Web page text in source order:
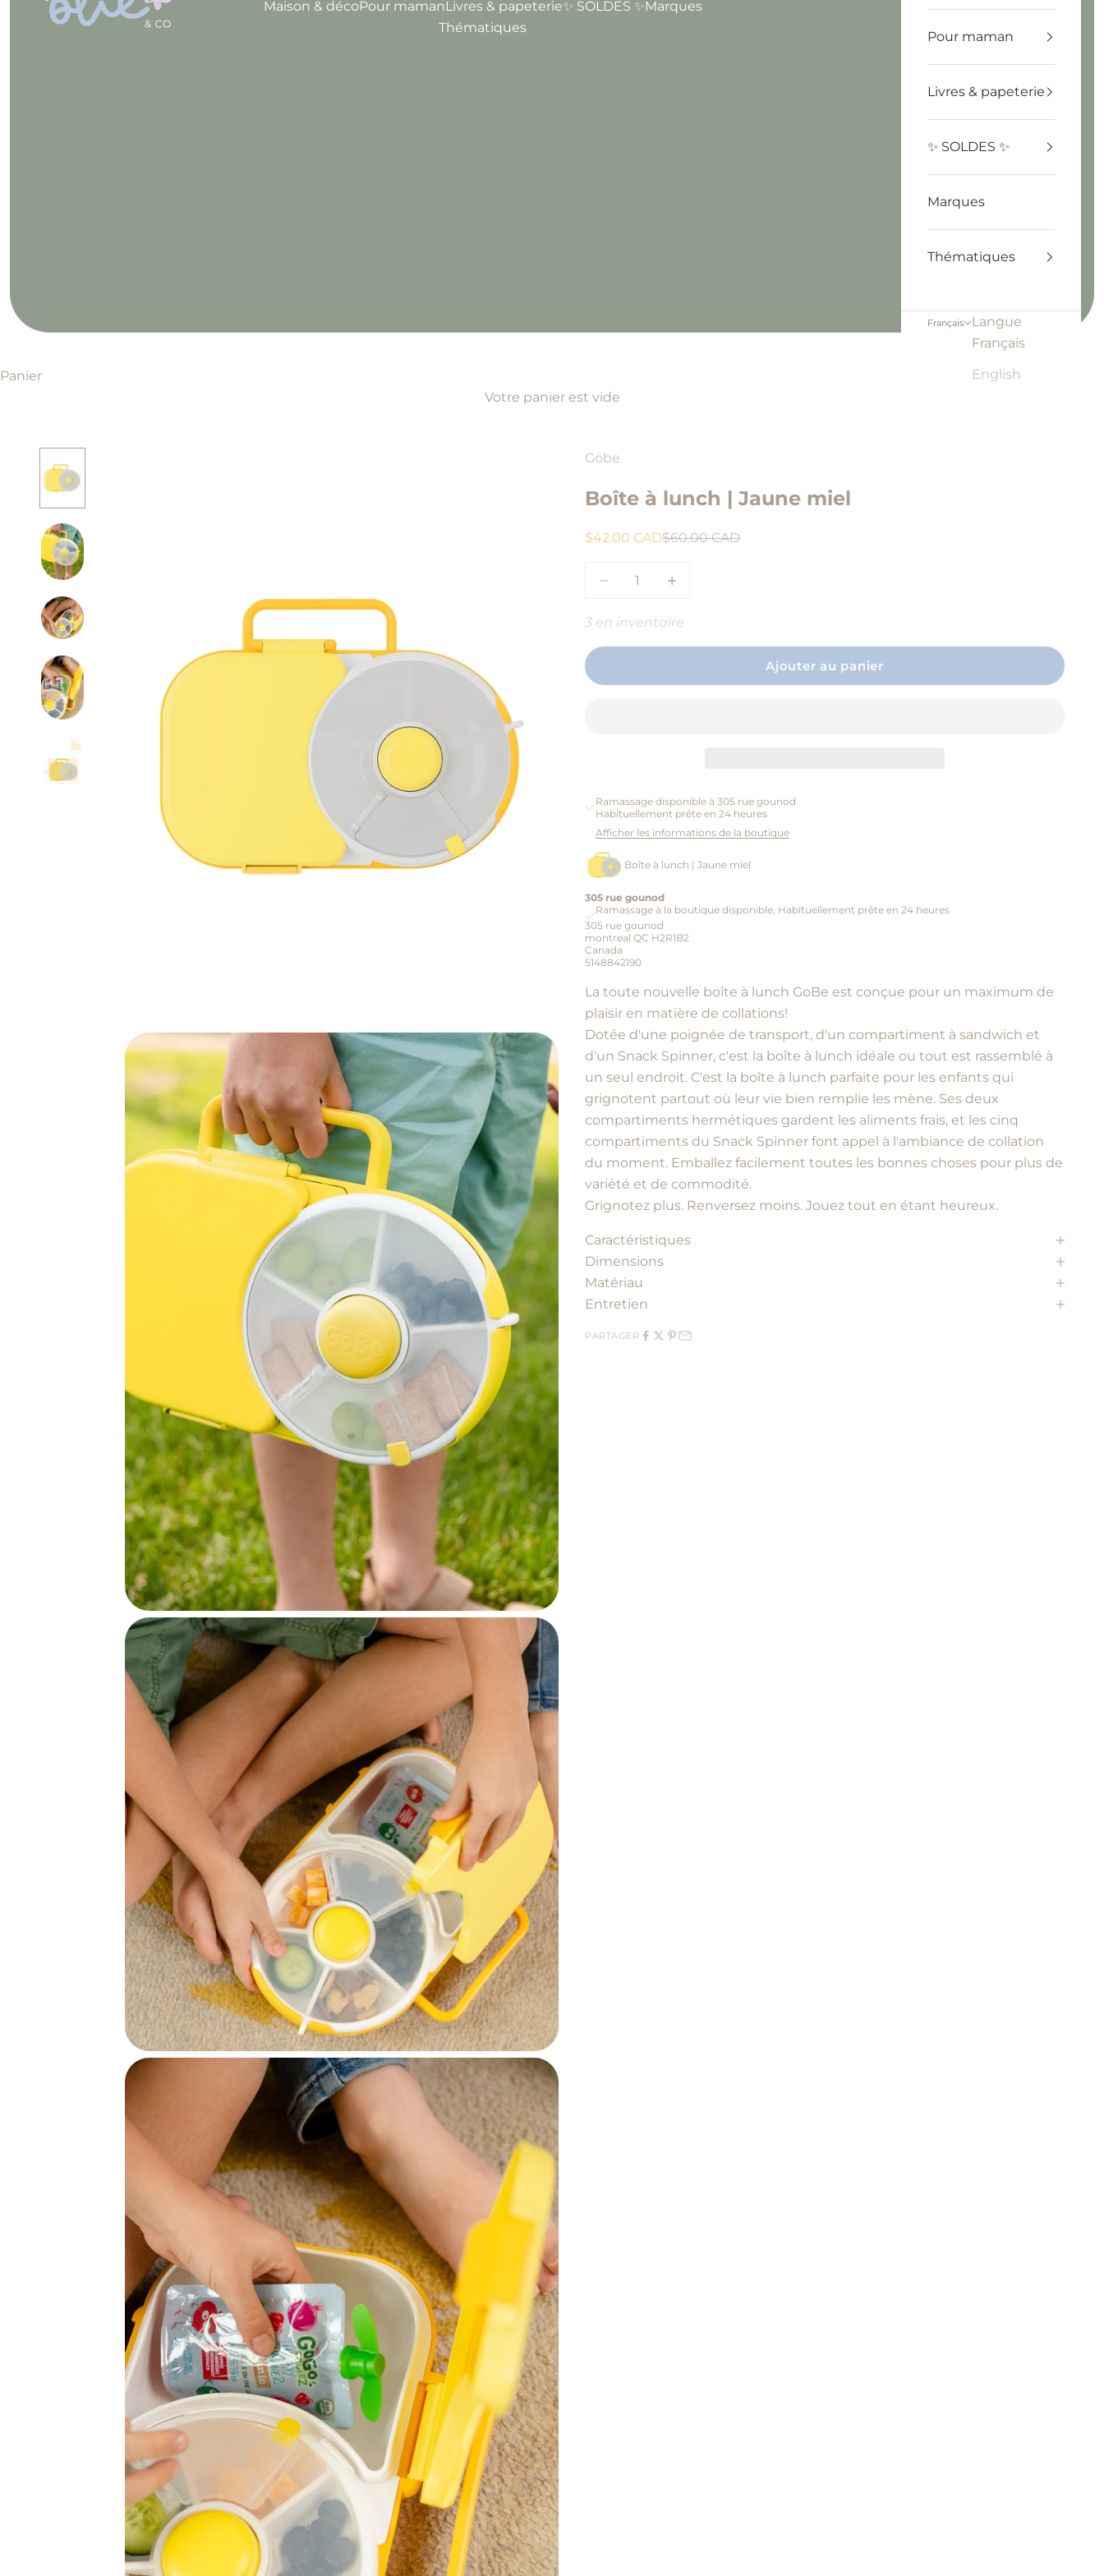
Maison & décoPour mamanLivres & papeterie✨ SOLDES ✨Marques
Thématiques
Pour maman
Livres & papeterie
✨ SOLDES ✨
Marques
Thématiques
Français
Langue
Français
English
Panier
Votre panier est vide
Göbe
Boîte à lunch | Jaune miel
Prix de vente
$42.00 CADPrix régulier
$60.00 CAD
Diminuer la quantité
3 en inventaire
Ajouter au panier
Ramassage disponible à 305 rue gounod
Habituellement prête en 24 heures
Afficher les informations de la boutique
Boîte à lunch | Jaune miel
305 rue gounod
Ramassage à la boutique disponible, Habituellement prête en 24 heures
305 rue gounod
montreal QC H2R1B2
Canada
5148842190
La toute nouvelle boîte à lunch GoBe est conçue pour un maximum de
plaisir en matière de collations!
Dotée d'une poignée de transport, d'un compartiment à sandwich et
d'un Snack Spinner, c'est la boîte à lunch idéale ou tout est rassemblé à
un seul endroit. C'est la boîte à lunch parfaite pour les enfants qui
grignotent partout où leur vie bien remplie les mène. Ses deux
compartiments hermétiques gardent les aliments frais, et les cinq
compartiments du Snack Spinner font appel à l'ambiance de collation
du moment. Emballez facilement toutes les bonnes choses pour plus de
variété et de commodité.
Grignotez plus. Renversez moins. Jouez tout en étant heureux.
Caractéristiques
Dimensions
Matériau
Entretien
PARTAGER